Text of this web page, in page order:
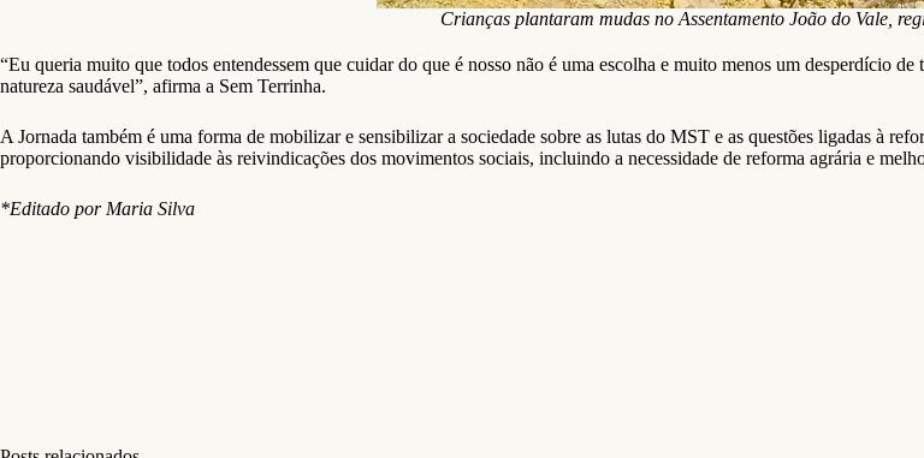
Crianças plantaram mudas no Assentamento João do Vale,
“Eu queria muito que todos entendessem que cuidar do que é nosso não é uma escolha e muito menos um desperdício
natureza saudável”, afirma a Sem Terrinha.
A Jornada também é uma forma de mobilizar e sensibilizar a sociedade sobre as lutas do MST e as questões ligadas à
proporcionando visibilidade às reivindicações dos movimentos sociais, incluindo a necessidade de reforma agrária e
*Editado por Maria Silva